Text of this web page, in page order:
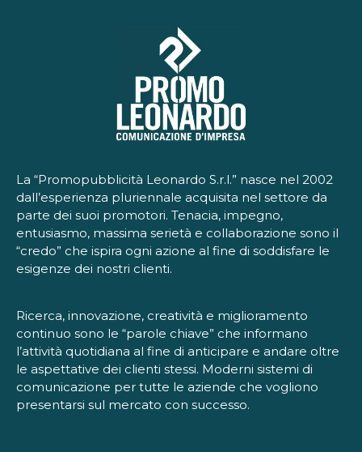
La “Promopubblicità Leonardo S.r.l.” nasce nel 2002
dall’esperienza pluriennale acquisita nel settore da
parte dei suoi promotori. Tenacia, impegno,
entusiasmo, massima serietà e collaborazione sono il
“credo” che ispira ogni azione al fine di soddisfare le
esigenze dei nostri clienti.
Ricerca, innovazione, creatività e miglioramento
continuo sono le “parole chiave” che informano
l’attività quotidiana al fine di anticipare e andare oltre
le aspettative dei clienti stessi. Moderni sistemi di
comunicazione per tutte le aziende che vogliono
presentarsi sul mercato con successo.